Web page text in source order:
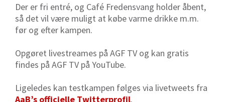
Der er fri entré, og Café Fredensvang holder åbent,
så det vil være muligt at købe varme drikke m.m.
før og efter kampen.
Opgøret livestreames på AGF TV og kan gratis
findes på AGF TV på YouTube.
Ligeledes kan testkampen følges via livetweets fra
AaB’s officielle Twitterprofil.